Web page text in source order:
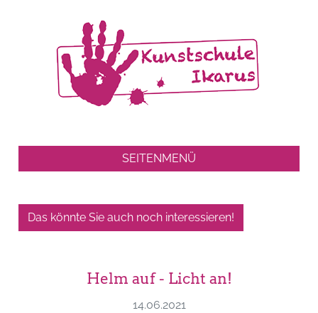
SEITENMENÜ
Das könnte Sie auch noch interessieren!
Helm auf - Licht an!
14.06.2021